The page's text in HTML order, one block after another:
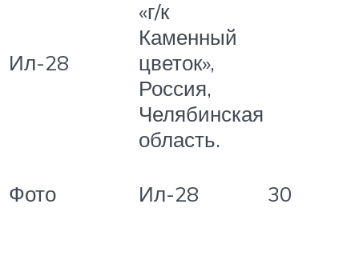
Ил-28
«г/к
Каменный
цветок»,
Россия,
Челябинская
область.
Фото Ил-28 30